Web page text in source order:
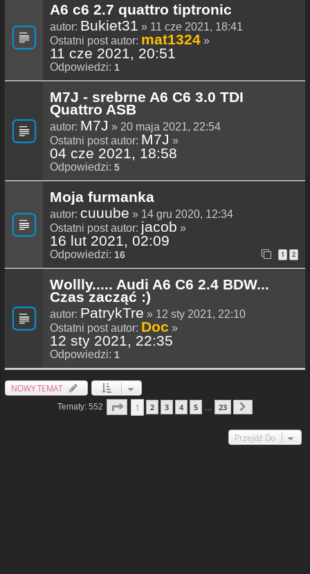
A6 c6 2.7 quattro tiptronic
autor: Bukiet31 » 11 cze 2021, 18:41
Ostatni post autor: mat1324 »
11 cze 2021, 20:51
Odpowiedzi: 1
M7J - srebrne A6 C6 3.0 TDI
Quattro ASB
autor: M7J » 20 maja 2021, 22:54
Ostatni post autor: M7J »
04 cze 2021, 18:58
Odpowiedzi: 5
Moja furmanka
autor: cuuube » 14 gru 2020, 12:34
Ostatni post autor: jacob »
16 lut 2021, 02:09
Odpowiedzi: 16 1 2
Wollly..... Audi A6 C6 2.4 BDW...
Czas zacząć :)
autor: PatrykTre » 12 sty 2021, 22:10
Ostatni post autor: Doc »
12 sty 2021, 22:35
Odpowiedzi: 1
NOWY TEMAT
Tematy: 552 Strona1 23
1 2 3 4 5 23
Przejdź Do